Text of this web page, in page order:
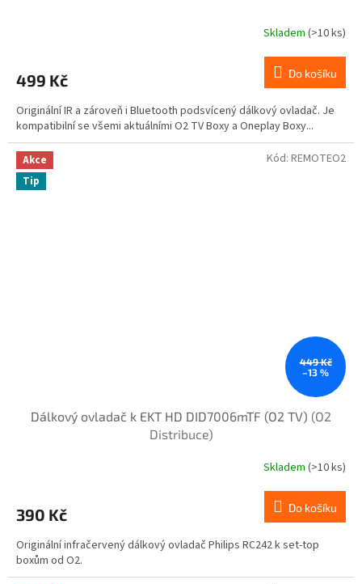
Skladem (>10 ks)
499 Kč Do košíku
Originální IR a zároveň i Bluetooth podsvícený dálkový ovladač. Je
kompatibilní se všemi aktuálními O2 TV Boxy a Oneplay Boxy...
Akce
Tip
449 Kč
–13 %
Dálkový ovladač k EKT HD DID7006mTF (O2 TV) (O2
Distribuce)
Skladem (>10 ks)
390 Kč Do košíku
Originální infračervený dálkový ovladač Philips RC242 k set-top
boxům od O2.
Kód: REMOTEO2